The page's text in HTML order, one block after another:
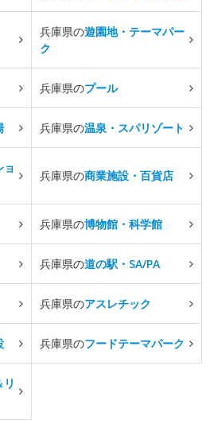
兵庫県の遊園地・テーマパー
ク
兵庫県のプール
兵庫県の温泉・スパリゾート
ョ
兵庫県の商業施設・百貨店
兵庫県の博物館・科学館
兵庫県の道の駅・SA/PA
兵庫県のアスレチック
兵庫県のフードテーマパーク